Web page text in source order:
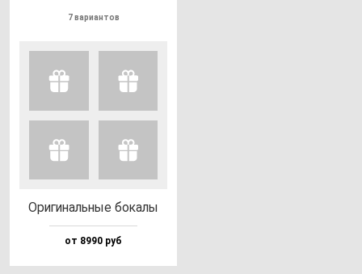
7 вариантов
Ори­ги­наль­ные бо­ка­лы
от 8990 руб